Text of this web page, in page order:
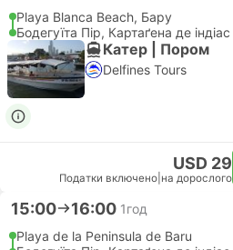
Playa Blanca Beach, Бару
Бодегуїта Пір, Картаґена де індіас
Катер | Пором
Delfines Tours
USD 29
Податки включено на дорослого
15:00 16:00 1год
Playa de la Peninsula de Baru